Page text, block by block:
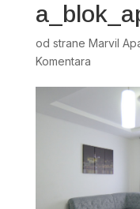
od strane Marvil
Komentara